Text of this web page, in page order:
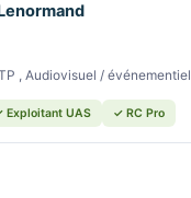
Suivi de chantier BTP , Audiovisuel / événementiel
Exploitant UAS ✓ RC Pro